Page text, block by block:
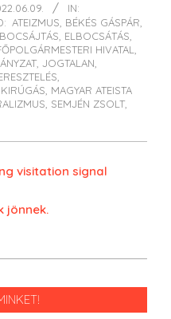
IN:
ATEIZMUS BÉKÉS GÁSPÁR
ELBOCSÁTÁS
HIVATAL
, JOGTALAN
KIRÚGÁS MAGYAR ATEISTA
SEMJÉN ZSOLT,
visitation signal
jönnek.